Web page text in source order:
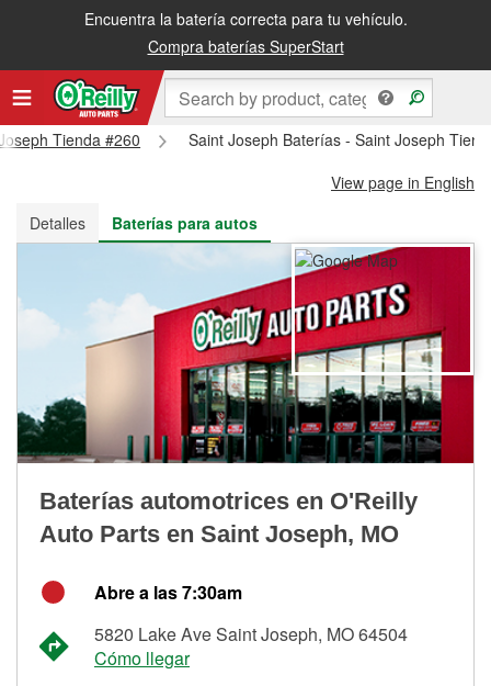
Encuentra la batería correcta para tu vehículo.
Compra baterías SuperStart
Recibe tu orden gratis al día siguiente o recógela en la tienda
Tienda #260
Saint Joseph Baterías - Saint Joseph
View page in English
Detalles
Baterías para autos
Baterías automotrices en O'Reilly
Auto Parts en Saint Joseph, MO
Abre a las 7:30am
5820 Lake Ave Saint Joseph, MO 64504
Cómo llegar